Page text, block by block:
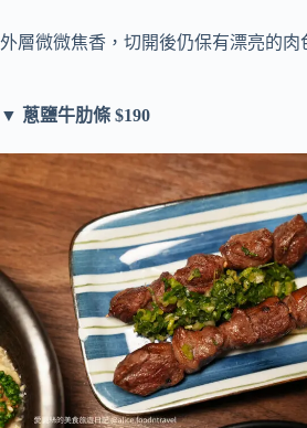
外層微微焦香，切開後仍保有漂亮的肉
▼ 蔥鹽牛肋條 $190